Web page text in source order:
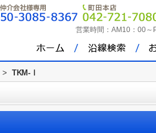
営業時間： AM10：00～
> TKM-Ⅰ